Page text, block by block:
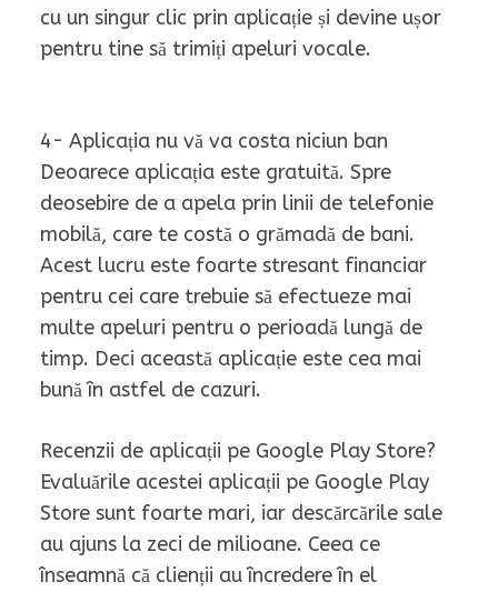
cu un singur clic prin aplicație și devine ușor
pentru tine să trimiți apeluri vocale.
4- Aplicația nu vă va costa niciun ban
Deoarece aplicația este gratuită. Spre
deosebire de a apela prin linii de telefonie
mobilă, care te costă o grămadă de bani.
Acest lucru este foarte stresant financiar
pentru cei care trebuie să efectueze mai
multe apeluri pentru o perioadă lungă de
timp. Deci această aplicație este cea mai
bună în astfel de cazuri.
Recenzii de aplicații pe Google Play Store?
Evaluările acestei aplicații pe Google Play
Store sunt foarte mari, iar descărcările sale
au ajuns la zeci de milioane. Ceea ce
înseamnă că clienții au încredere în el